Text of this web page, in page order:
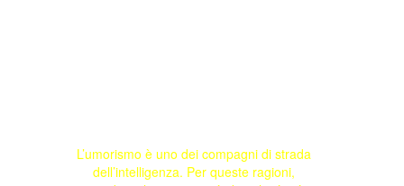
L’umorismo è uno dei compagni di strada
dell’intelligenza. Per queste ragioni,